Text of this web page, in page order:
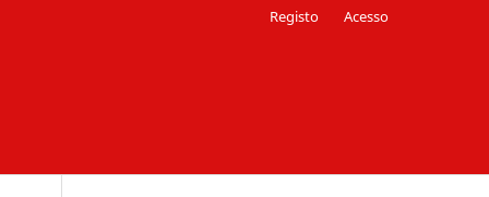
Registo Acesso